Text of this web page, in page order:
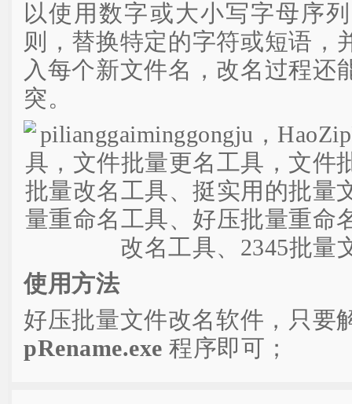
以使用数字或大小写字母序
则，替换特定的字符或短语，
入每个新文件名，改名过程还
突。
使用方法
好压批量文件改名软件，只要
pRename.exe 程序即可；